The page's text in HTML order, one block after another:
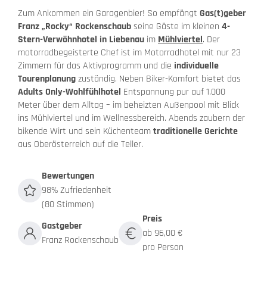
Zum Ankommen ein Garagenbier! So empfängt Gas(t)geber
Franz „Rocky“ Rockenschaubseine Gäste im kleinen 4-
Stern-Verwöhnhotel in Liebenau imMühlviertel. Der
motorradbegeisterte Chef ist im Motorradhotel mit nur 23
Zimmern für das Aktivprogramm und die individuelle
Tourenplanungzuständig. Neben Biker-Komfort bietet das
Adults Only-Wohlfühlhotel Entspannung pur auf 1.000
Meter über dem Alltag – im beheizten Außenpool mit Blick
ins Mühlviertel und im Wellnessbereich. Abends zaubern der
bikende Wirt und sein Küchenteamtraditionelle Gerichte
aus Oberösterreich auf die Teller.
Bewertungen
98% Zufriedenheit
(80 Stimmen)
Gastgeber
Franz Rockenschaub
Preis
ab 96,00 €
pro Person